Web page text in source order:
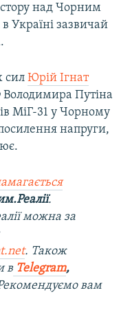
над Чорним
Україні зазвичай
сил Юрій Ігнат
Путіна
МіГ-31 у Чорному
напруги,
.
можна за
. Також
в Telegram,
вам